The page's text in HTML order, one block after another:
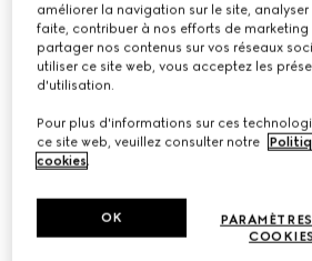
Déclinaisonsécaille de tortue marron moyen
améliorer la navigation sur le site,
faite, contribuer à nos efforts de
partager nos contenus sur vos réseaux
utiliser ce site web, vous acceptez les
d'utilisation.
Pour plus d'informations sur ces
ce site web, veuillez consulter notre
cookies.
COOKIES
OK